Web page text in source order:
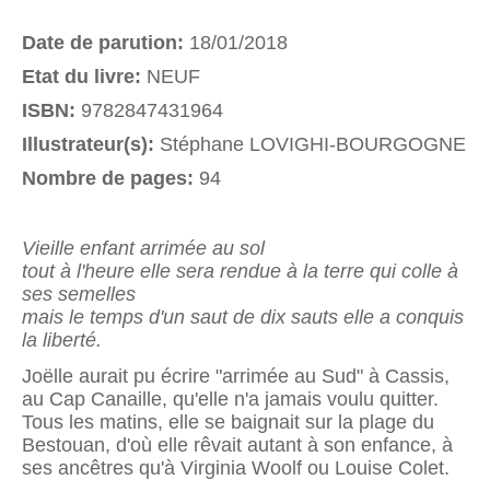
Date de parution: 18/01/2018
Etat du livre: NEUF
ISBN: 9782847431964
Illustrateur(s): Stéphane LOVIGHI-BOURGOGNE
Nombre de pages: 94
Vieille enfant arrimée au sol
tout à l'heure elle sera rendue à la terre qui colle à
ses semelles
mais le temps d'un saut de dix sauts elle a conquis
la liberté.
Joëlle aurait pu écrire "arrimée au Sud" à Cassis,
au Cap Canaille, qu'elle n'a jamais voulu quitter.
Tous les matins, elle se baignait sur la plage du
Bestouan, d'où elle rêvait autant à son enfance, à
ses ancêtres qu'à Virginia Woolf ou Louise Colet.